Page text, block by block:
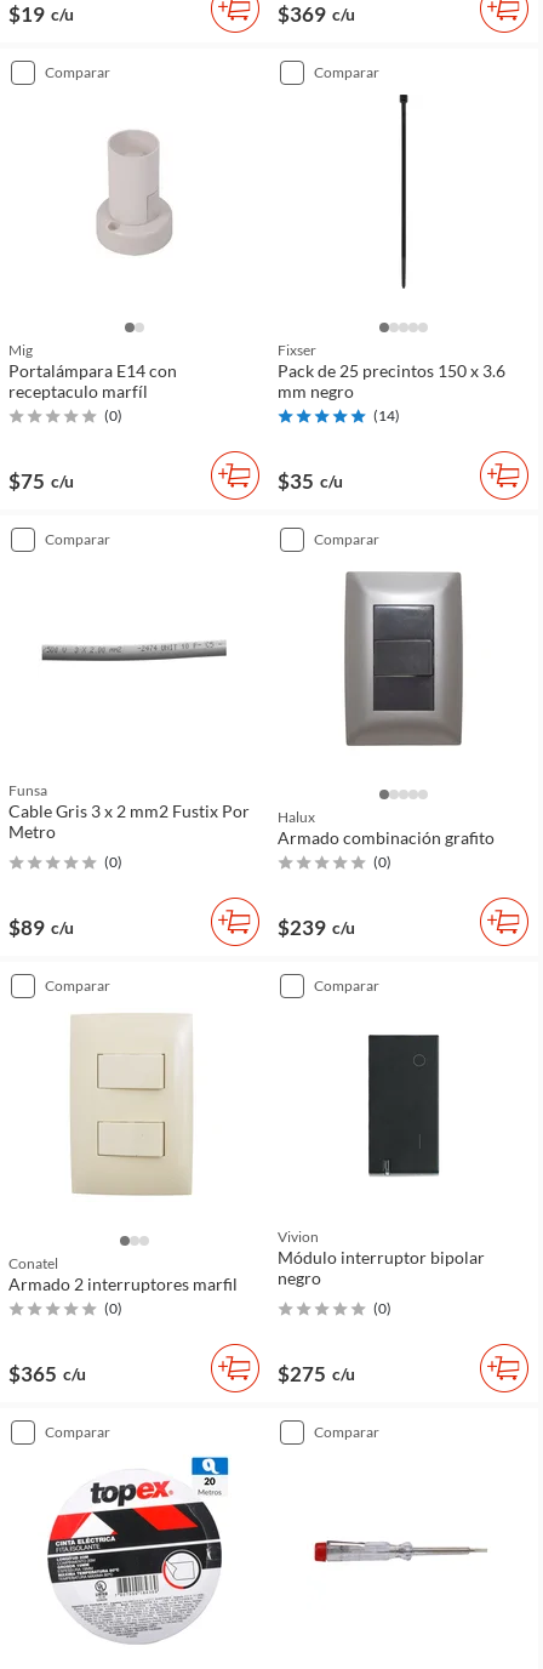
$19 c/u $369 c/u
comparar
Mig
Portalámpara E14 con
receptaculo marfíl
(0)
$75 c/u
comparar
Fixser
Pack de 25 precintos 150 x 3.6
mm negro
(14)
$35 c/u
comparar
Funsa
Cable Gris 3 x 2 mm2 Fustix Por
Metro
(0)
$89 c/u
comparar
Halux
Armado combinación grafito
(0)
$239 c/u
comparar
Conatel
Armado 2 interruptores marfil
(0)
$365 c/u
comparar
Vivion
Módulo interruptor bipolar
negro
(0)
$275 c/u
comparar comparar